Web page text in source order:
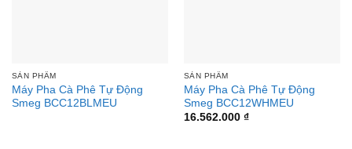
SẢN PHẨM
Máy Pha Cà Phê Tự Động
Smeg BCC12BLMEU
SẢN PHẨM
Máy Pha Cà Phê Tự Động
Smeg BCC12WHMEU
16.562.000 ₫